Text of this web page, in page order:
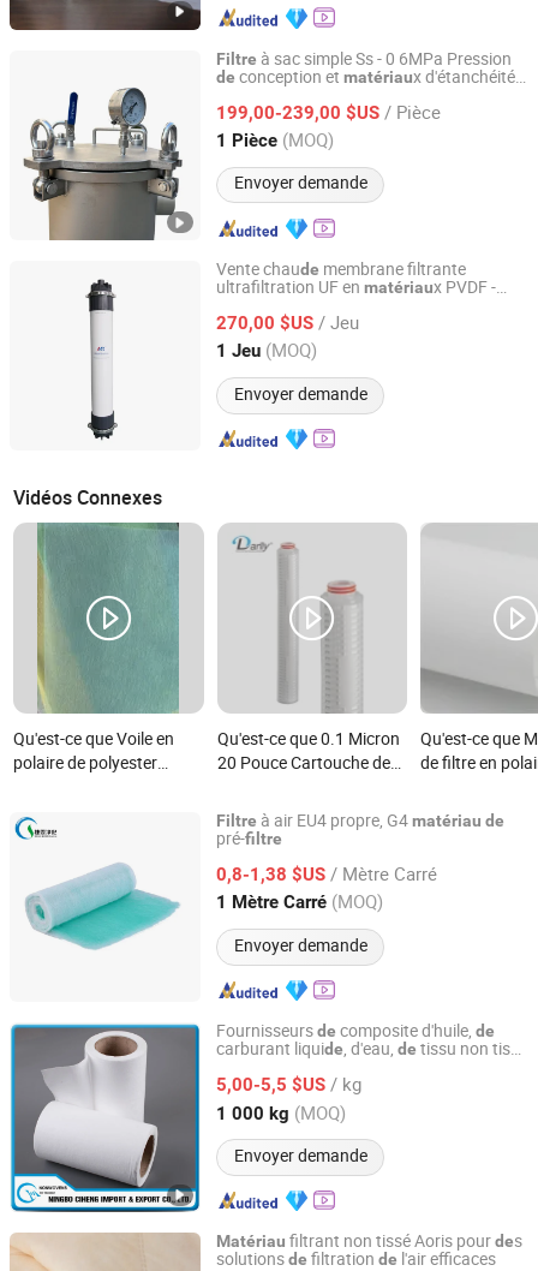
Filtre à sac simple Ss - 0 6MPa Pression
de conception et matériaux d'étanchéité
199,00-239,00 $US / Pièce
1 Pièce (MOQ)
Envoyer demande
Hangzhou Keyuan Water Treatment Equipment Co.,Ltd
Zhejiang, China Depuis 2025
Vente chaude membrane filtrante
ultrafiltration UF en matériaux PVDF -
l'extérieur vers l'intérieur pour le
traitementde
270,00 $US / Jeu
1 Jeu (MOQ)
Envoyer demande
Tianjin Morui Environment Technology Co., Ltd.
Tianjin, China Depuis 2022
Vidéos Connexes
Qu'est-ce que Voile en
polaire de polyester
pulvérisation de carbone
Qu'est-ce que 0.1 Micron
20 Pouce Cartouche de
Contact Alimentaire pour
Filtration des Boissons
Qu'est-ce que
de filtre en
pour filtres à air
Filtre à air EU4 propre, G4matériau de
pré-filtre
0,8-1,38 $US / Mètre Carré
1 Mètre Carré (MOQ)
Envoyer demande
Guangzhou Clean-Link Filtration Technology Co., Ltd.
Guangdong, China Depuis 2011
Fournisseursde composite d'huile, de
carburant liquide, d'eau, de tissu non tissé
5,00-5,5 $US / kg
1 000 kg (MOQ)
Envoyer demande
Ningbo Xiangyi Imp. & Exp. Co., Ltd.
Zhejiang, China Depuis 2016
Matériau filtrant non tissé Aoris pourdes
solutionsde filtration de l'air efficaces